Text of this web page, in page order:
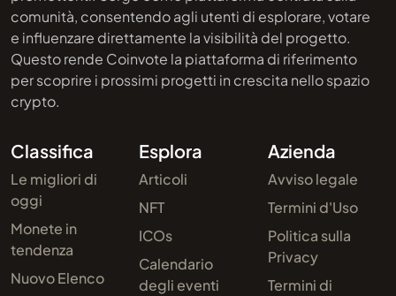
comunità, consentendo agli utenti di esplorare, votare
e influenzare direttamente la visibilità del progetto.
Questo rende Coinvote la piattaforma di riferimento
per scoprire i prossimi progetti in crescita nello spazio
crypto.
Classifica
Le migliori di
oggi
Monete in
tendenza
Nuovo Elenco
Esplora
Articoli
NFT
ICOs
Calendario
degli eventi
Azienda
Avviso legale
Termini d'Uso
Politica sulla
Privacy
Termini di